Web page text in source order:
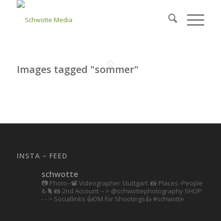
Images tagged "sommer"
INSTA – FEED
schwotte
📷 Photo--📽️ Videographer Stuttgart. 📸 Places -People
& 🐈 📸 2nd Account-- > @schwottephotography SHOP
- - > Sociallinks 👍DM for Shootings👍 #schwotte